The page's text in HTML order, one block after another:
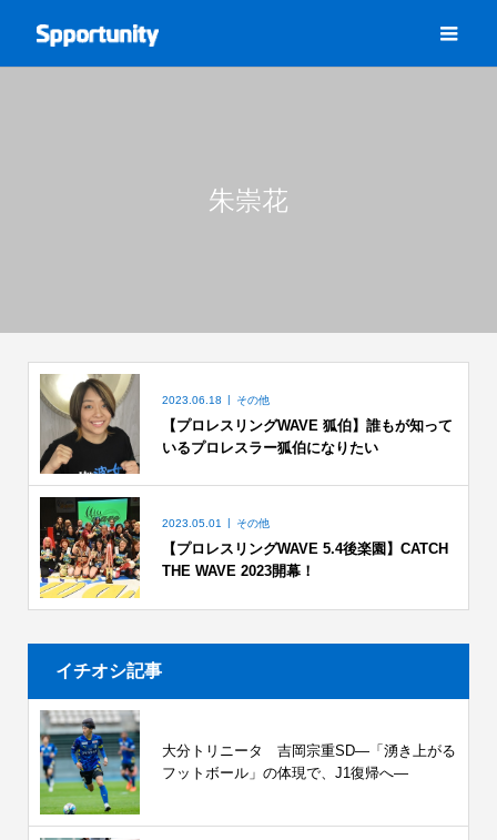
朱崇花
2023.06.18 その他
【プロレスリングWAVE 狐伯】誰もが知って
いるプロレスラー狐伯になりたい
2023.05.01 その他
【プロレスリングWAVE 5.4後楽園】CATCH
THE WAVE 2023開幕！
イチオシ記事
大分トリニータ 吉岡宗重SD―「湧き上がる
フットボール」の体現で、J1復帰へ―